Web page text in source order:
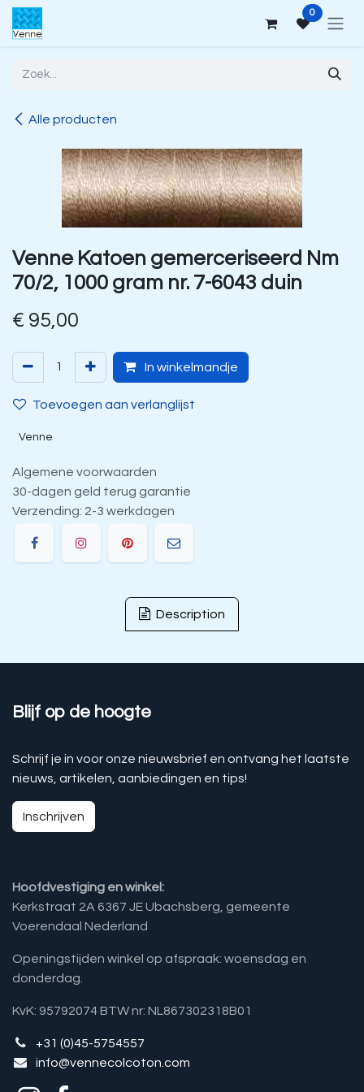
Overslaan naar inhoud 0
Alle producten
Venne Katoen gemerceriseerd Nm
70/2, 1000 gram nr. 7-6043 duin
€ 95,00
In winkelmandje
Toevoegen aan verlanglijst
Venne
Algemene voorwaarden
30-dagen geld terug garantie
Verzending: 2-3 werkdagen
Description
Blijf op de hoogte
Schrijf je in voor onze nieuwsbrief en ontvang het laatste
nieuws, artikelen, aanbiedingen en tips!
Inschrijven
Hoofdvestiging en winkel:
Kerkstraat 2A 6367 JE Ubachsberg, gemeente
Voerendaal Nederland
Openingstijden winkel op afspraak: woensdag en
donderdag.
KvK: 95792074 BTW nr: NL867302318B01
+31 (0)45-5754557
info@vennecolcoton.com